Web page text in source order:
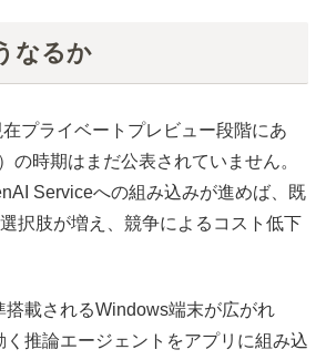
なるか
プライベートプレビュー段階にあ
の時期はまだ公表されていません。
Serviceへの組み込みが進めば、既
択肢が増え、競争によるコスト低下
載されるWindows端末が広がれ
く推論エージェントをアプリに組み込